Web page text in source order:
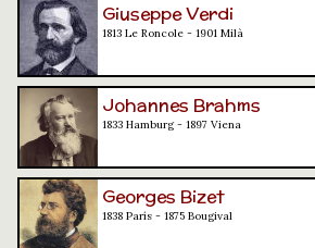
Giuseppe Verdi
1813 Le Roncole - 1901 Milà
Johannes Brahms
1833 Hamburg - 1897 Viena
Georges Bizet
1838 París - 1875 Bougival